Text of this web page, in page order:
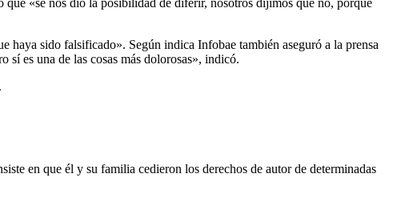
haya sido falsificado». Según indica Infobae también aseguró a la prensa
sí es una de las cosas más dolorosas», indicó.
en que él y su familia cedieron los derechos de autor de determinadas